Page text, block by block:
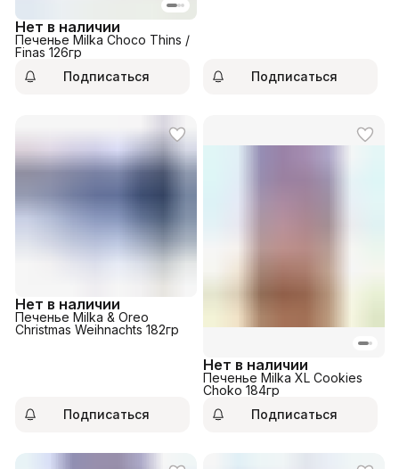
Нет в наличии
Печенье Milka Choco Thins /
Finas 126гр
Подписаться
Подписаться
Нет в наличии
Печенье Milka & Oreo
Christmas Weihnachts 182гр
Подписаться
Нет в наличии
Печенье Milka XL Cookies
Choko 184гр
Подписаться